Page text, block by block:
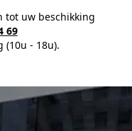
tot uw beschikking
69
(10u - 18u).